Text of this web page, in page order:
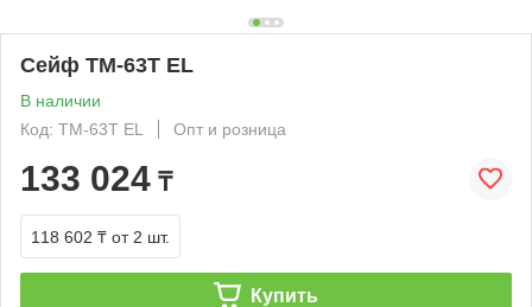
Сейф TM-63T EL
В наличии
Код: TM-63T EL
Опт и розница
133 024 ₸
118 602 ₸ от 2 шт.
Купить